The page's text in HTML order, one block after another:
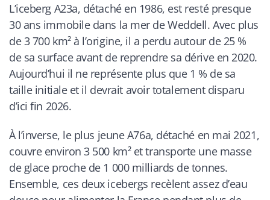
L’iceberg A23a, détaché en 1986, est resté presque
30 ans immobile dans la mer de Weddell. Avec plus
de 3 700 km² à l’origine, il a perdu autour de 25 %
de sa surface avant de reprendre sa dérive en 2020.
Aujourd’hui il ne représente plus que 1 % de sa
taille initiale et il devrait avoir totalement disparu
d’ici fin 2026.
À l’inverse, le plus jeune A76a, détaché en mai 2021,
couvre environ 3 500 km² et transporte une masse
de glace proche de 1 000 milliards de tonnes.
Ensemble, ces deux icebergs recèlent assez d’eau